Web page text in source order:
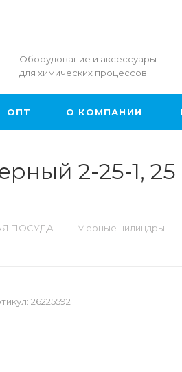
Оборудование и аксессуары
для химических процессов
ОПТ О КОМПАНИИ
2-25-1, 25
ПОСУДА — Мерные цилиндры —
26225592